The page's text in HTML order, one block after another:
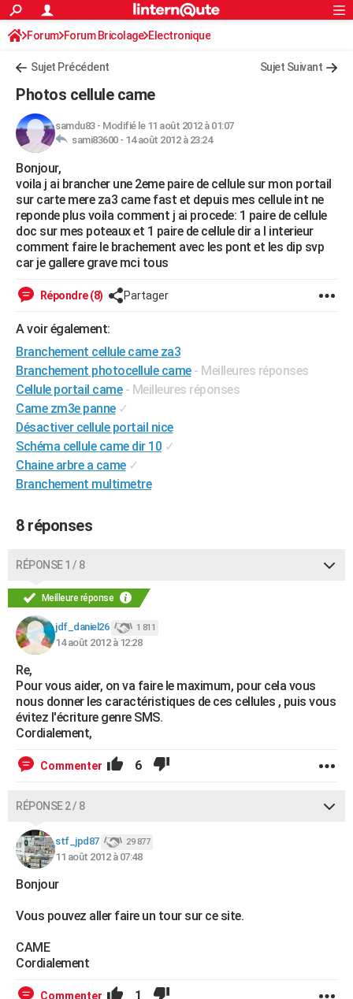
ACTUALITÉS
Politique
Société
Faits Divers
Education
Monde
Villes
+
FINANCE
Retraite
Impôts
Epargne
Immobilier
Risques naturels par ville
Banque
Assurance
Crédit
AUTO
Essais
Réserver un essai
Citadines
Berlines
SUV
Forum auto
+HIGH-TECH
Mobiles
Meilleur smartphone
Internet
Ordinateurs
Jeux vidéo
Guide high-tech
+BRICOLAGE
Forum
Aménagement intérieur
Extérieur
Cuisine
Salle de bains
Jardinage
Rangement
WEEK-END
Guides de France
Escapades
Patrimoine
Expositions
Musées
Week-end nature
Art de vivre
Bien-être
Loisirs
Mode
Modes de vie
Alimentation
Guide de la santé
Maladies
Médicaments
Sommeil
Destinations
City break
Voyage nature
Voyage de noces
Forum
Climat
+PHOTO
GUIDES D'ACHAT
BONS PLANS
CARTE DE VOEUX
Dictionnaire
Biographies
Citations
Expressions
Proverbes
PROGRAMME TV
COPAINS D'AVANT
S'inscrire
Se connecter
Lycées
Collèges
Primaires
Universités
Entreprises
Service militaire
Avis de recherche
AVIS DE DÉCÈS
FORUM
Bricolage
Lifestyle
Culture
Sport
Auto
Television
Voyage
Cinema
S'inscrire
Connexion
Forum Forum Bricolage Electronique
Sujet Précédent Sujet Suivant
Photos cellule came
samdu83- Modifié le 11 août 2012 à 01:07
sami83600 - 14 août 2012 à 23:24
Bonjour,
voila j ai brancher une 2eme paire de cellule sur mon portail
sur carte mere za3 came fast et depuis mes cellule int ne
reponde plus voila comment j ai procede: 1 paire de cellule
doc sur mes poteaux et 1 paire de cellule dir a l interieur
comment faire le brachement avec les pont et les dip svp
car je gallere grave mci tous
Répondre (8) Partager
A voir également:
Branchement cellule came za3
Branchement photocellule came - Meilleures réponses
Cellule portail came - Meilleures réponses
Came zm3e panne ✓
Désactiver cellule portail nice
Schéma cellule came dir 10 ✓
Chaine arbre a came ✓
Branchement multimetre
8 réponses
RÉPONSE 1 / 8
Meilleure réponse
jdf_daniel26 1 811
14 août 2012 à 12:28
Re,
Pour vous aider, on va faire le maximum, pour cela vous
nous donner les caractéristiques de ces cellules , puis vous
évitez l'écriture genre SMS.
Cordialement,
Commenter 6
RÉPONSE 2 / 8
stf_jpd87 29 877
11 août 2012 à 07:48
Bonjour
Vous pouvez aller faire un tour sur ce site.
CAME
Cordialement
Commenter 1